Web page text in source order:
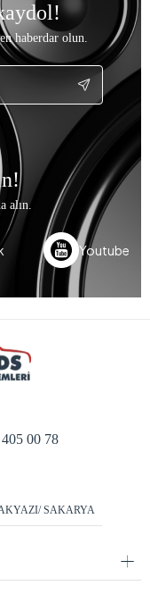
haberdar olun.
alın.
Youtube
00 78
SAKARYA